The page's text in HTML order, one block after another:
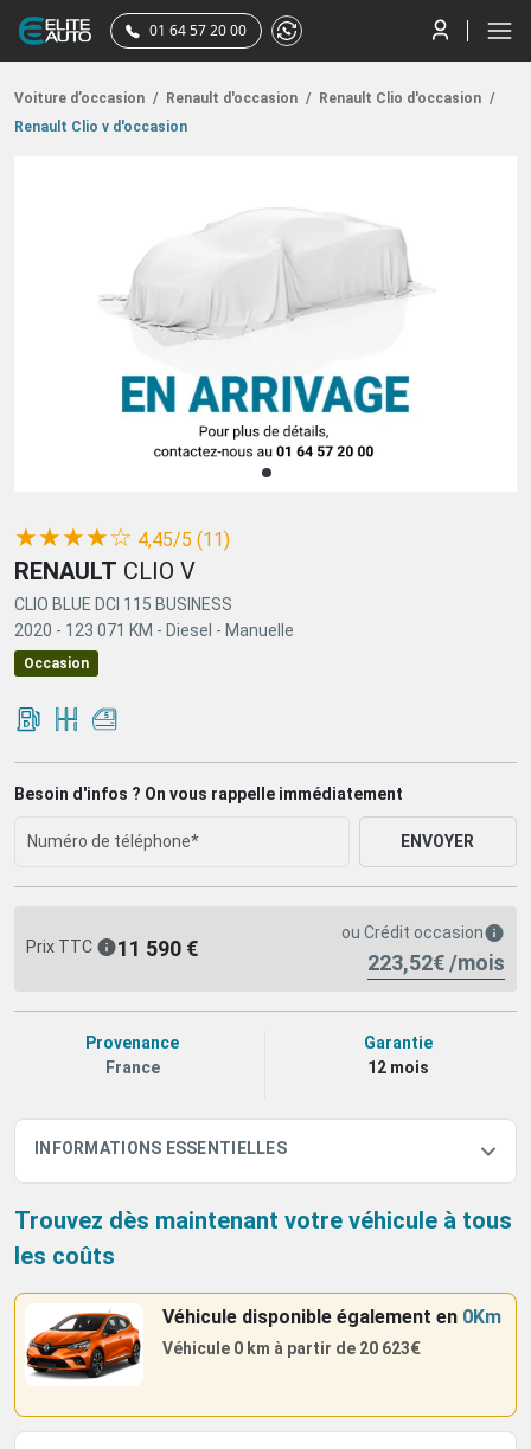
01 64 57 20 00
Voiture d’occasion / Renault d'occasion / Renault Clio d'occasion /
Renault Clio v d'occasion
(*)
★
(*)★
(*) ★
(*) ★
( ) ☆ 4,45/5 (11)
RENAULT CLIO V
CLIO BLUE DCI 115 BUSINESS
2020 - 123 071 KM - Diesel - Manuelle
Occasion
Besoin d'infos ? On vous rappelle immédiatement
ENVOYER
Prix TTC 11 590 €
ou Crédit occasion
223,52€ /mois
Provenance
France
Garantie
12 mois
INFORMATIONS ESSENTIELLES
Trouvez dès maintenant votre véhicule à tous
les coûts
Véhicule disponible également en 0Km
Véhicule 0 km à partir de 20 623€